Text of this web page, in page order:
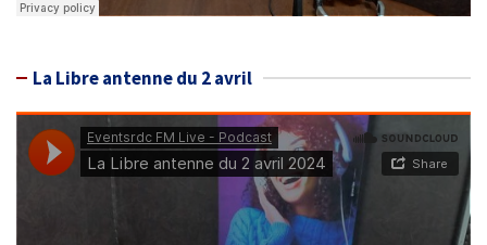
La Libre antenne du 2 avril